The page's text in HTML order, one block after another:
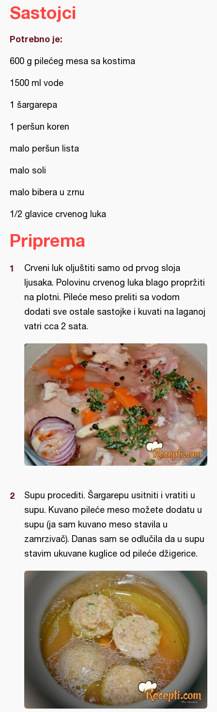
Sastojci
Potrebno je:
600 g pilećeg mesa sa kostima
1500 ml vode
1 šargarepa
1 peršun koren
malo peršun lista
malo soli
malo bibera u zrnu
1/2 glavice crvenog luka
Priprema
Crveni luk oljuštiti samo od prvog sloja
ljusaka. Polovinu crvenog luka blago propržiti
na plotni. Pileće meso preliti sa vodom
dodati sve ostale sastojke i kuvati na laganoj
vatri cca 2 sata.
Supu procediti. Šargarepu usitniti i vratiti u
supu. Kuvano pileće meso možete dodatu u
supu (ja sam kuvano meso stavila u
zamrzivač). Danas sam se odlučila da u supu
stavim ukuvane kuglice od pileće džigerice.